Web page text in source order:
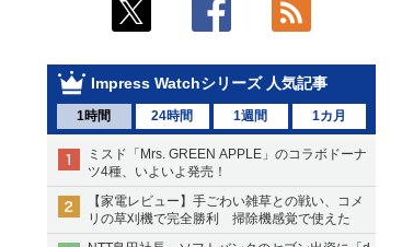
Impress Watchシリーズ 人気記事
1時間 24時間 1週間 1カ月
ミスド「Mrs. GREEN APPLE」のコラボドーナ
ツ4種、いよいよ発売！
【家電レビュー】手ごわい雑草との戦い、コメ
リの草刈機で完全勝利 掃除機感覚で使えた